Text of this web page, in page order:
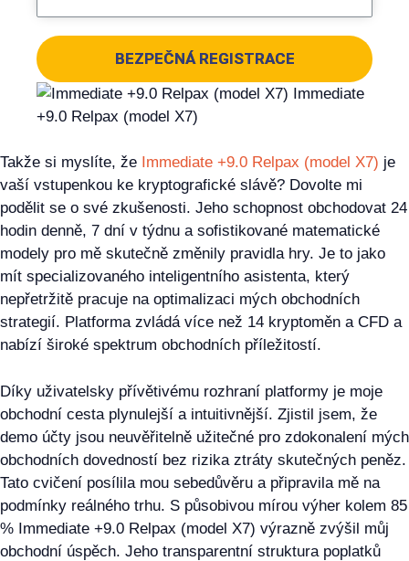
BEZPEČNÁ REGISTRACE
Takže si myslíte, že Immediate +9.0 Relpax (model X7) je
vaší vstupenkou ke kryptografické slávě? Dovolte mi
podělit se o své zkušenosti. Jeho schopnost obchodovat 24
hodin denně, 7 dní v týdnu a sofistikované matematické
modely pro mě skutečně změnily pravidla hry. Je to jako
mít specializovaného inteligentního asistenta, který
nepřetržitě pracuje na optimalizaci mých obchodních
strategií. Platforma zvládá více než 14 kryptoměn a CFD a
nabízí široké spektrum obchodních příležitostí.
Díky uživatelsky přívětivému rozhraní platformy je moje
obchodní cesta plynulejší a intuitivnější. Zjistil jsem, že
demo účty jsou neuvěřitelně užitečné pro zdokonalení mých
obchodních dovedností bez rizika ztráty skutečných peněz.
Tato cvičení posílila mou sebedůvěru a připravila mě na
podmínky reálného trhu. S působivou mírou výher kolem 85
% Immediate +9.0 Relpax (model X7) výrazně zvýšil můj
obchodní úspěch. Jeho transparentní struktura poplatků